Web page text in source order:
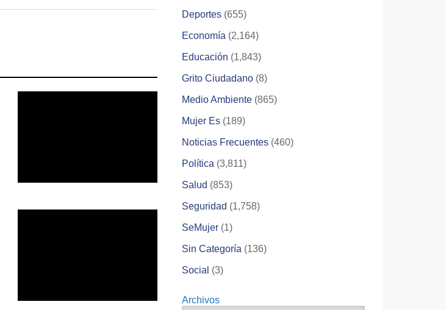
Deportes (655)
Economía (2,164)
Educación (1,843)
Grito Ciudadano (8)
Medio Ambiente (865)
Mujer Es (189)
Noticias Frecuentes (460)
Política (3,811)
Salud (853)
Seguridad (1,758)
SeMujer (1)
Sin Categoría (136)
Social (3)
Archivos